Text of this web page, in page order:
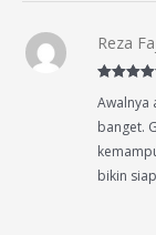
of 5
Reza
Awalnya
banget.
bikin